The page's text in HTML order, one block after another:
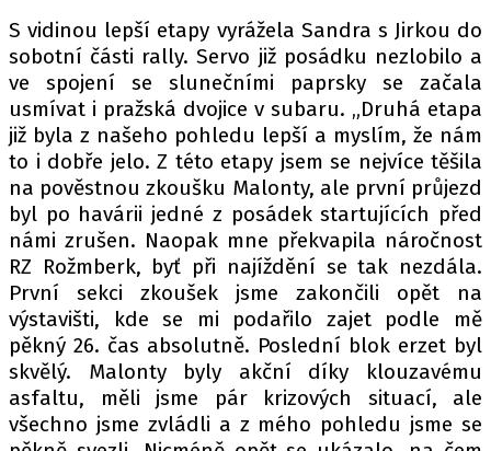
S vidinou lepší etapy vyrážela Sandra s Jirkou do
sobotní části rally. Servo již posádku nezlobilo a
ve spojení se slunečními paprsky se začala
usmívat i pražská dvojice v subaru. „Druhá etapa
již byla z našeho pohledu lepší a myslím, že nám
to i dobře jelo. Z této etapy jsem se nejvíce těšila
na pověstnou zkoušku Malonty, ale první průjezd
byl po havárii jedné z posádek startujících před
námi zrušen. Naopak mne překvapila náročnost
RZ Rožmberk, byť při najíždění se tak nezdála.
První sekci zkoušek jsme zakončili opět na
výstavišti, kde se mi podařilo zajet podle mě
pěkný 26. čas absolutně. Poslední blok erzet byl
skvělý. Malonty byly akční díky klouzavému
asfaltu, měli jsme pár krizových situací, ale
všechno jsme zvládli a z mého pohledu jsme se